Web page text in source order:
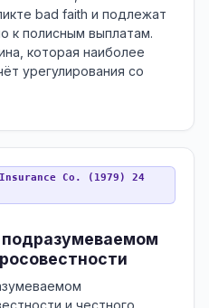
bad faith и подлежат
к полисным выплатам.
которая наиболее
урегулирования со
Co. (1979) 24
и честного